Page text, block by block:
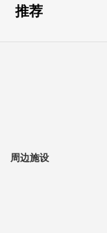
推荐
周边施设